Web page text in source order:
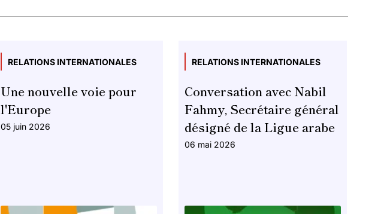
RELATIONS INTERNATIONALES
Une nouvelle voie pour
l'Europe
05 juin 2026
RELATIONS INTERNATIONALES
Conversation avec Nabil
Fahmy, Secrétaire général
désigné de la Ligue arabe
06 mai 2026